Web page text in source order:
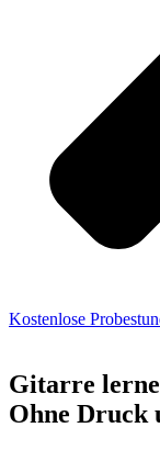
Kostenlose
Gitarre
Ohne Druck